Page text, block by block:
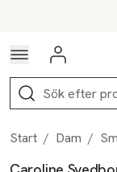
Hoppa till
Logga in
Sök
Start / Dam /